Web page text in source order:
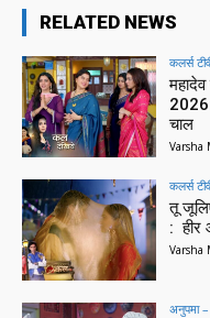
RELATED NEWS
कलर्स
चाल
Varsha
कलर्स
तू
: हीर
Varsha
अनुपमा